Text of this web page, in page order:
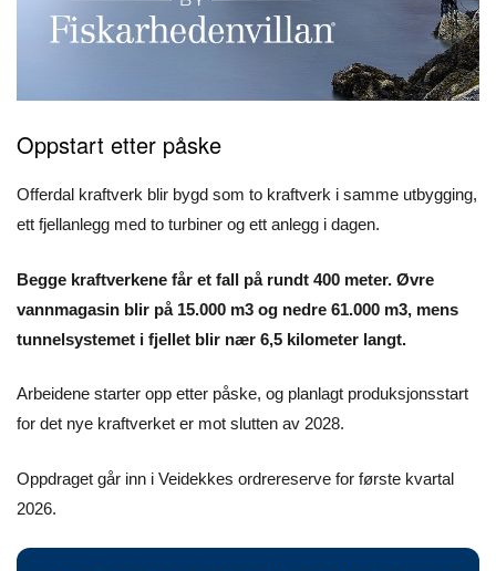
Oppstart etter påske
Offerdal kraftverk blir bygd som to kraftverk i samme utbygging,
ett fjellanlegg med to turbiner og ett anlegg i dagen.
Begge kraftverkene får et fall på rundt 400 meter. Øvre
vannmagasin blir på 15.000 m3 og nedre 61.000 m3, mens
tunnelsystemet i fjellet blir nær 6,5 kilometer langt.
Arbeidene starter opp etter påske, og planlagt produksjonsstart
for det nye kraftverket er mot slutten av 2028.
Oppdraget går inn i Veidekkes ordrereserve for første kvartal
2026.